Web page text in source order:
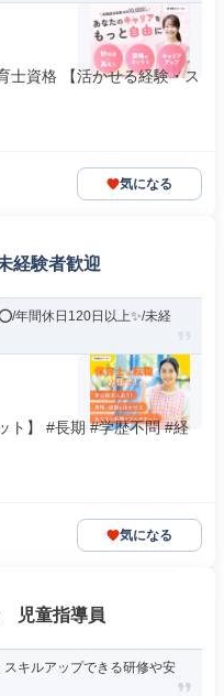
士資格 【活かせる経験・ス
気になる
経験者歓迎
年間休日120日以上✨/未経
ト】 #長期 #学歴不問 #経
気になる
児童指導員
スキルアップできる研修や安